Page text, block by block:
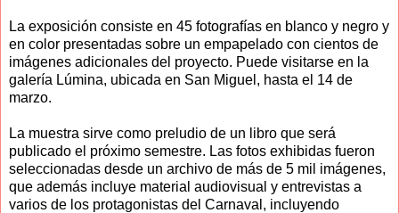
La exposición consiste en 45 fotografías en blanco y negro y
en color presentadas sobre un empapelado con cientos de
imágenes adicionales del proyecto. Puede visitarse en la
galería Lúmina, ubicada en San Miguel, hasta el 14 de
marzo.
La muestra sirve como preludio de un libro que será
publicado el próximo semestre. Las fotos exhibidas fueron
seleccionadas desde un archivo de más de 5 mil imágenes,
que además incluye material audiovisual y entrevistas a
varios de los protagonistas del Carnaval, incluyendo